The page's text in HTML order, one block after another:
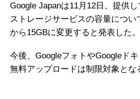
Google Japanは11月12日、提供
ストレージサービスの容量につい
から15GBに変更すると発表した。
今後、GoogleフォトやGoogleド
無料アップロードは制限対象とな